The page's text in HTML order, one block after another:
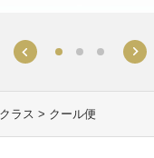
ラス > クール便